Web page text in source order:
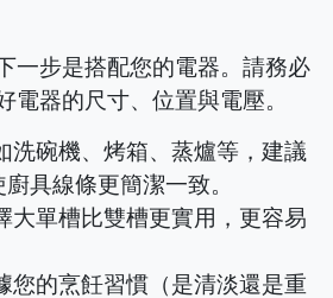
一步是搭配您的電器。請務必
電器的尺寸、位置與電壓。
洗碗機、烤箱、蒸爐等，建議
具線條更簡潔一致。
大單槽比雙槽更實用，更容易
您的烹飪習慣（是清淡還是重